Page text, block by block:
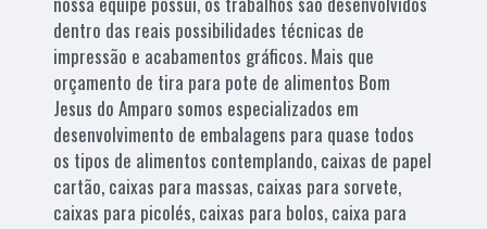
dentro das reais possibilidades técnicas de
impressão e acabamentos gráficos. Mais que
orçamento de tira para pote de alimentos Bom
Jesus do Amparo somos especializados em
desenvolvimento de embalagens para quase todos
os tipos de alimentos contemplando, caixas de papel
cartão, caixas para massas, caixas para sorvete,
caixas para picolés, caixas para bolos, caixa para